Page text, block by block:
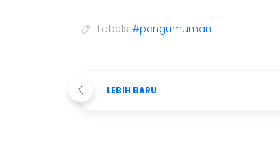
Labels #pengumuman
LEBIH BARU